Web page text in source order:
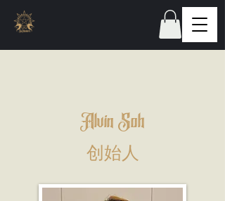
Alvin Soh
创始人